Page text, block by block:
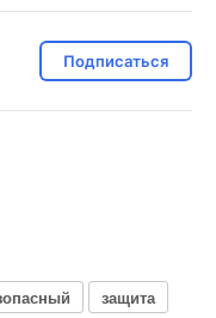
Подписаться
защита